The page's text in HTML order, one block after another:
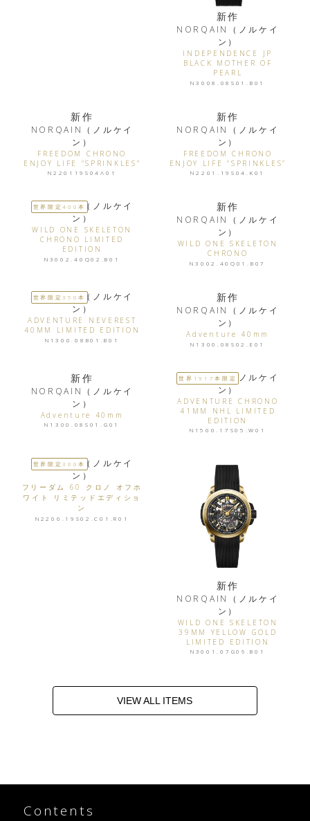
新作
NORQAIN（ノルケイ
ン）
INDEPENDENCE JP
BLACK MOTHER OF
PEARL
N3008.08S01.B01
新作
NORQAIN（ノルケイ
ン）
FREEDOM CHRONO
ENJOY LIFE “SPRINKLES”
N220119S04A01
新作
NORQAIN（ノルケイ
ン）
FREEDOM CHRONO
ENJOY LIFE “SPRINKLES”
N2201.19S04.K01
世界限定400本
NORQAIN（ノルケイ
ン）
WILD ONE SKELETON
CHRONO LIMITED
EDITION
N3002.40Q02.B01
新作
NORQAIN（ノルケイ
ン）
WILD ONE SKELETON
CHRONO
N3002.40Q01.B07
世界限定350本
NORQAIN（ノルケイ
ン）
ADVENTURE NEVEREST
40MM LIMITED EDITION
N1300.08B01.B01
新作
NORQAIN（ノルケイ
ン）
Adventure 40mm
N1300.08S02.E01
新作
NORQAIN（ノルケイ
ン）
Adventure 40mm
N1300.08S01.G01
世界1917本限定
NORQAIN（ノルケイ
ン）
ADVENTURE CHRONO
41MM NHL LIMITED
EDITION
N1500.17S05.W01
世界限定300本
NORQAIN（ノルケイ
ン）
フリーダム 60 クロノ オフホ
ワイト リミテッドエディショ
ン
N2200.19S02.C01.R01
新作
NORQAIN（ノルケイ
ン）
WILD ONE SKELETON
39MM YELLOW GOLD
LIMITED EDITION
N3001.07G06.B01
VIEW ALL ITEMS
Contents